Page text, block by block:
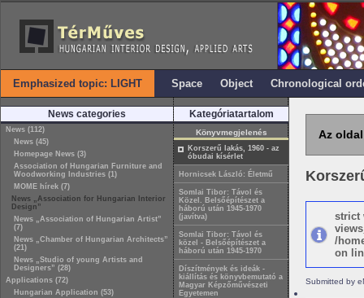
Emphasized topic: LIGHT Space Object Chronological
News categories
News (112)
News (45)
Homepage News (3)
Association of Hungarian Furniture and
Woodworking Industries (1)
MOME hírek (7)
News „Association for Hungarian Interior
Design”
News „Association of Hungarian Artist”
(7)
News „Chamber of Hungarian Architects”
(21)
News „Studio of young Artists and
Designers” (28)
Applications (72)
Hungarian Application (53)
Kategóriatartalom
Könyvmegjelenés
Korszerű lakás, 1960 - az
óbudai kísérlet
Hornicsek László: Életmű
Somlai Tibor: Távol és
Közel. Belsőépítészet a
háború után 1945-1970
(javítva)
Somlai Tibor: Távol és
közel - Belsőépítészet a
háború után 1945-1970
Díszítmények és ideák -
kiállítás és könyvbemutató a
Magyar Képzőművészeti
Egyetemen
Az
strict
/
on
Submitted by